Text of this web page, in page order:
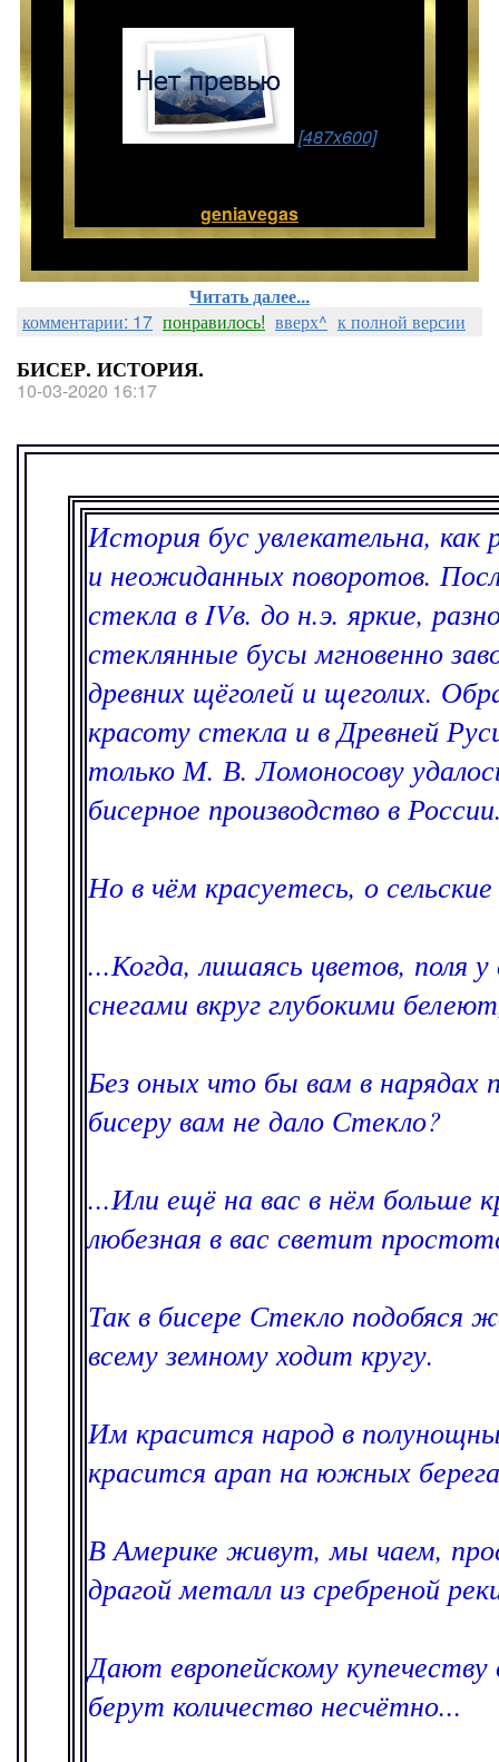
[487x600]
geniavegas
Читать далее...
комментарии: 17 понравилось! вверх^ к полной версии
БИСЕР. ИСТОРИЯ.
10-03-2020 16:17
История бус увлекательна,
и неожиданных поворотов.
стекла в IVв. до н.э. яркие,
стеклянные бусы мгновенно
древних щёголей и щеголих.
красоту стекла и в Древней
только М. В. Ломоносову
бисерное производство в
Но в чём красуетесь, о
...Когда, лишаясь цветов, поля
снегами вкруг глубокими
Без оных что бы вам в нарядах
бисеру вам не дало Стекло?
...Или ещё на вас в нём больше
любезная в вас светит
Так в бисере Стекло подобяся
всему земному ходит кругу.
Им красится народ в
красится арап на южных
В Америке живут, мы чаем,
драгой металл из сребреной
Дают европейскому купечеству
берут количество несчётно...